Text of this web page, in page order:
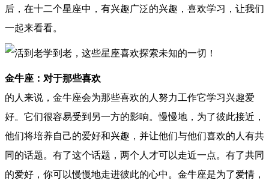
后，在十二个星座中，有兴趣广泛的兴趣，喜欢学习，让我们
一起来看看。
金牛座：对于那些喜欢
的人来说，金牛座会为那些喜欢的人努力工作它学习兴趣爱
好。它们很容易受到另一方的影响。慢慢地，为了彼此接近，
他们将培养自己的爱好和兴趣，并让他们与他们喜欢的人有共
同的话题。有了这个话题，两个人才可以走近一点。有了共同
的爱好，你可以慢慢地走进彼此的心中。金牛座是为了爱情，